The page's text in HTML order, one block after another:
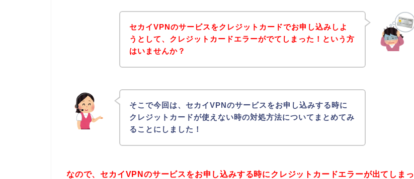
セカイVPNのサービスをクレジットカードでお申し込みしよ
うとして、クレジットカードエラーがでてしまった！という方
はいませんか？
そこで今回は、セカイVPNのサービスをお申し込みする時に
クレジットカードが使えない時の対処方法についてまとめてみ
ることにしました！
なので、セカイVPNのサービスをお申し込みする時にクレジットカードエラーが出てしまっ